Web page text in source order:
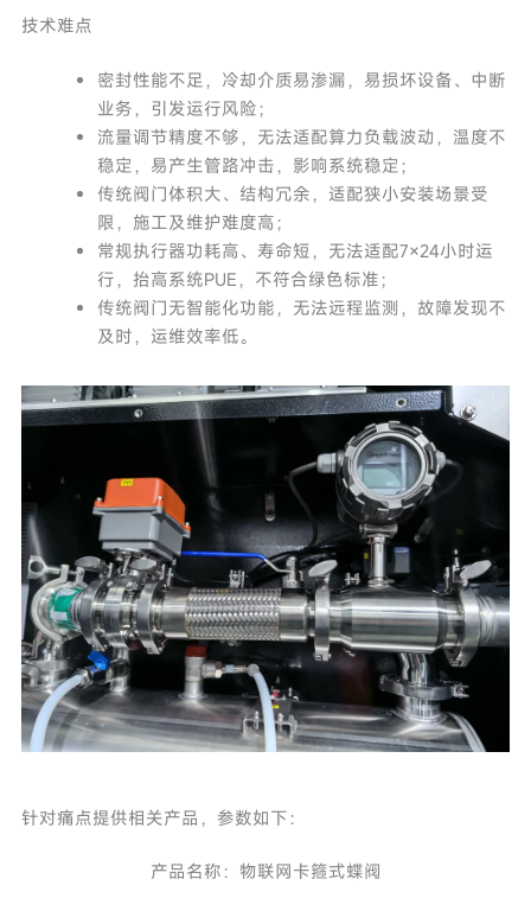
技术难点
密封性能不足，冷却介质易渗漏，易损坏设备、中断
业务，引发运行风险；
流量调节精度不够，无法适配算力负载波动，温度不
稳定，易产生管路冲击，影响系统稳定；
传统阀门体积大、结构冗余，适配狭小安装场景受
限，施工及维护难度高；
常规执行器功耗高、寿命短，无法适配7×24小时运
行，抬高系统PUE，不符合绿色标准；
传统阀门无智能化功能，无法远程监测，故障发现不
及时，运维效率低。
针对痛点提供相关产品，参数如下：
产品名称：物联网卡箍式蝶阀